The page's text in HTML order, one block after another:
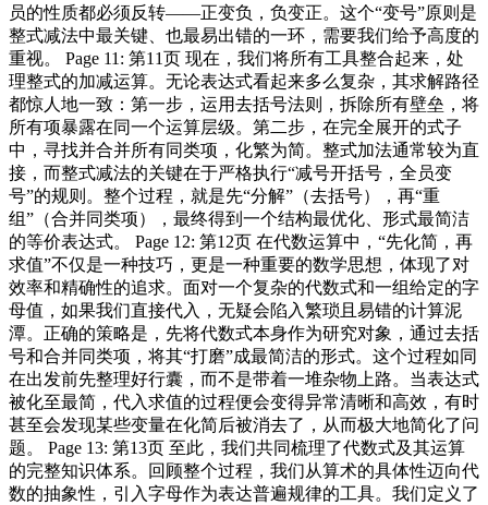
员的性质都必须反转——正变负，负变正。这个“变号”原则是
整式减法中最关键、也最易出错的一环，需要我们给予高度的
重视。 Page 11: 第11页 现在，我们将所有工具整合起来，处
理整式的加减运算。无论表达式看起来多么复杂，其求解路径
都惊人地一致：第一步，运用去括号法则，拆除所有壁垒，将
所有项暴露在同一个运算层级。第二步，在完全展开的式子
中，寻找并合并所有同类项，化繁为简。整式加法通常较为直
接，而整式减法的关键在于严格执行“减号开括号，全员变
号”的规则。整个过程，就是先“分解”（去括号），再“重
组”（合并同类项），最终得到一个结构最优化、形式最简洁
的等价表达式。 Page 12: 第12页 在代数运算中，“先化简，再
求值”不仅是一种技巧，更是一种重要的数学思想，体现了对
效率和精确性的追求。面对一个复杂的代数式和一组给定的字
母值，如果我们直接代入，无疑会陷入繁琐且易错的计算泥
潭。正确的策略是，先将代数式本身作为研究对象，通过去括
号和合并同类项，将其“打磨”成最简洁的形式。这个过程如同
在出发前先整理好行囊，而不是带着一堆杂物上路。当表达式
被化至最简，代入求值的过程便会变得异常清晰和高效，有时
甚至会发现某些变量在化简后被消去了，从而极大地简化了问
题。 Page 13: 第13页 至此，我们共同梳理了代数式及其运算
的完整知识体系。回顾整个过程，我们从算术的具体性迈向代
数的抽象性，引入字母作为表达普遍规律的工具。我们定义了